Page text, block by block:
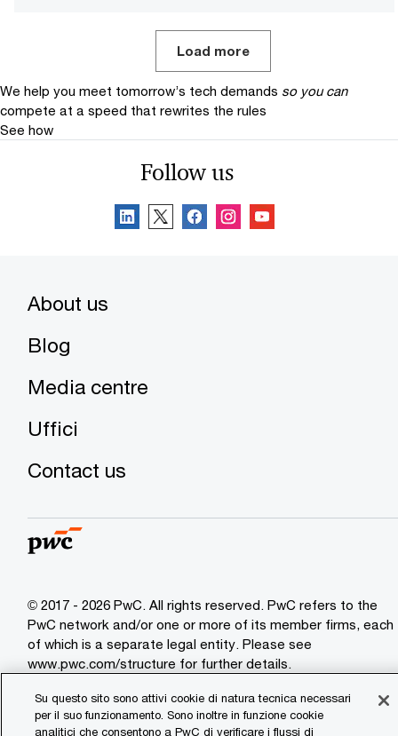
Load more
We help you meet tomorrow’s tech demands so you can
compete at a speed that rewrites the rules
See how
Follow us
About us
Blog
Media centre
Uffici
Contact us
© 2017 - 2026 PwC. All rights reserved. PwC refers to the
PwC network and/or one or more of its member firms, each
of which is a separate legal entity. Please see
www.pwc.com/structure for further details.
Transparency Report
Su questo sito sono attivi cookie di natura tecnica necessari
per il suo funzionamento. Sono inoltre in funzione cookie
analitici che consentono a PwC di verificare i flussi di